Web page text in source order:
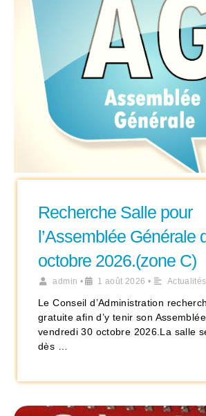
Recherche Salle pour
l’Assemblée Générale
octobre 2026.(zone C)
admin • 1 août 2026 • Actualités
Le Conseil d’Administration
gratuite afin d’y tenir son
vendredi 30 octobre 2026.La salle
dès …